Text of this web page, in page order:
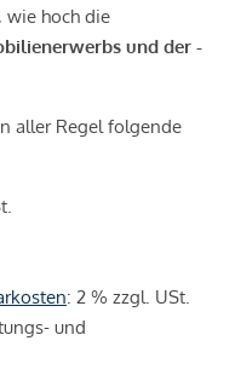
wie hoch die
und der -
aller Regel folgende
: 2 % zzgl. USt.
und